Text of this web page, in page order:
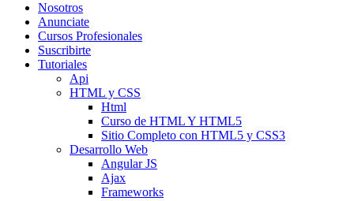
Nosotros
Anunciate
Cursos Profesionales
Suscribirte
Tutoriales
Api
HTML y CSS
Html
Curso de HTML Y HTML5
Sitio Completo con HTML5 y CSS3
Desarrollo Web
Angular JS
Ajax
Frameworks